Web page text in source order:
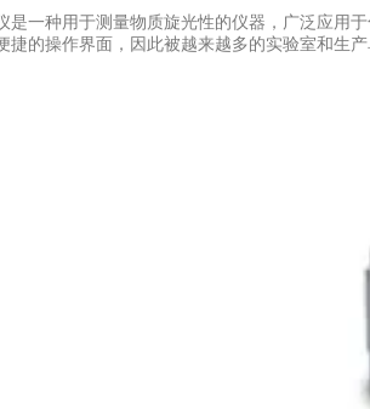
种用于测量物质旋光性的仪器，广泛应用于
捷的操作界面，因此被越来越多的实验室和生